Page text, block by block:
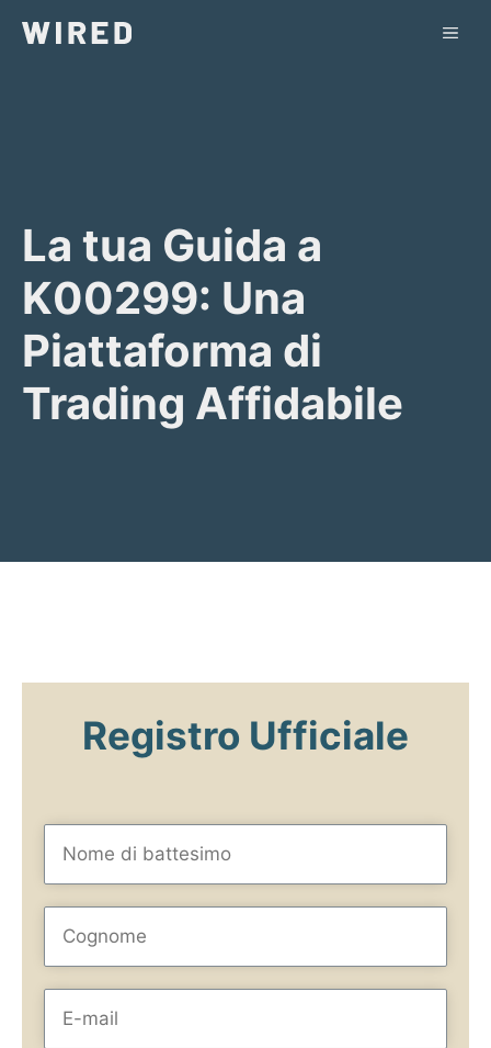
La tua Guida a
K00299: Una
Piattaforma di
Trading Affidabile
Registro Ufficiale